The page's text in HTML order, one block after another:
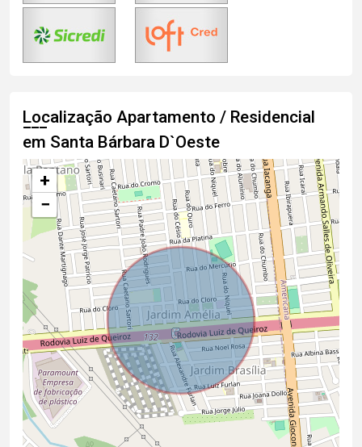
Localização Apartamento / Residencial
em Santa Bárbara D`Oeste
+
−